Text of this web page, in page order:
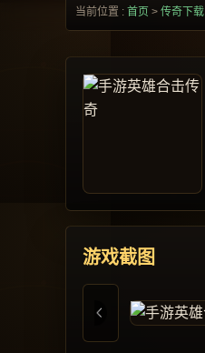
当前位置 : 首页 > 传奇下载
游戏截图